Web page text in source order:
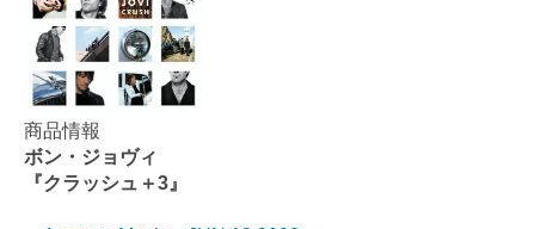
商品情報
ボン・ジョヴィ
『クラッシュ＋3』